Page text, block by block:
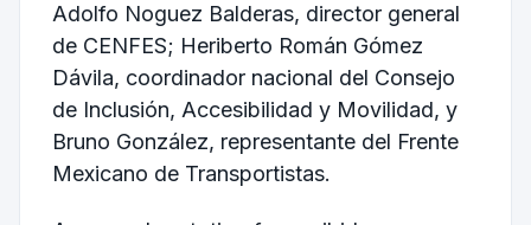
Adolfo Noguez Balderas, director general
de CENFES; Heriberto Román Gómez
Dávila, coordinador nacional del Consejo
de Inclusión, Accesibilidad y Movilidad, y
Bruno González, representante del Frente
Mexicano de Transportistas.